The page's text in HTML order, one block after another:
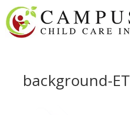
background-ET